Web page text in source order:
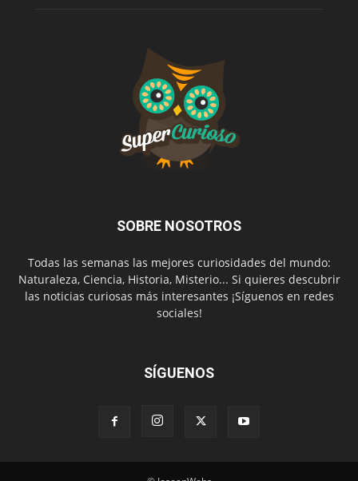
SOBRE NOSOTROS
Todas las semanas las mejores curiosidades del mundo:
Naturaleza, Ciencia, Historia, Misterio... Si quieres descubrir
las noticias curiosas más interesantes ¡Síguenos en redes
sociales!
SÍGUENOS